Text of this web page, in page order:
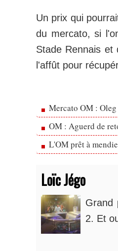
Un prix qui
du mercato, si
Stade Rennais
l'affût pour
Mercato OM :
OM : Aguerd de
L'OM prêt à
Loïc Jégo
Grand
2. Et